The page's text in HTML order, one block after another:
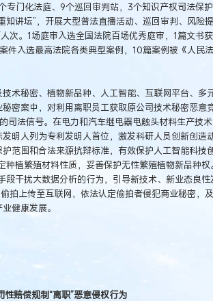
专门化法庭、9个巡回审判站，3个知识产权司法保
讲坛”，开展大型普法直播活动、巡回审判、风险
次。1场庭审入选全国法院百场优秀庭审，1篇文书
件入选最高法院各类典型案例，10篇案例被《人民
术秘密、植物新品种、人工智能、互联网平台、多
密案中，对利用离职员工获取原公司技术秘密恶意
司法信号。在电力和汽车继电器电触头材料生产技
明人列为专利发明人首位，激发科研人员创新创造动
范围和合法来源抗辩标准，有效保护人工智能科技
种植繁殖材料性质，妥善保护无性繁殖植物新品种权
干扰大数据分析的行为，引导新技术、新业态良性
拍上传至互联网，依法认定偷拍者侵犯商业秘密，
健康发展。
性赔偿规制“离职”恶意侵权行为